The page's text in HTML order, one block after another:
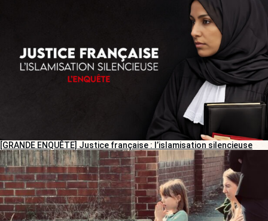
[GRANDE ENQUÊTE] Justice française : l’islamisation silencieuse